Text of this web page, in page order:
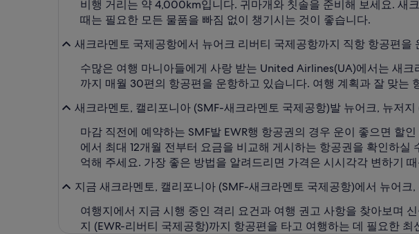
비행 거리는 약 4,000km입니다. 귀마개와 칫솔을 준비해 보세요. 새
때는 필요한 모든 물품을 빠짐 없이 챙기시는 것이 좋습니다.
새크라멘토 국제공항에서 뉴어크 리버티 국제공항까지 직항 항공편을
수많은 여행 마니아들에게 사랑 받는 United Airlines(UA)에서는 새
까지 매월 30편의 항공편을 운항하고 있습니다. 여행 계획과 잘 맞는
새크라멘토, 캘리포니아 (SMF-새크라멘토 국제공항)발 뉴어크, 뉴저
마감 직전에 예약하는 SMF발 EWR행 항공권의 경우 운이 좋으면 할
에서 최대 12개월 전부터 요금을 비교해 게시하는 항공권을 확인하
억해 주세요. 가장 좋은 방법을 알려드리면 가격은 시시각각 변하기
지금 새크라멘토, 캘리포니아 (SMF-새크라멘토 국제공항)에서 뉴어
여행지에서 지금 시행 중인 격리 요건과 여행 권고 사항을 찾아보며
지 (EWR-리버티 국제공항)까지 항공편을 타고 여행하는 데 필요한 최